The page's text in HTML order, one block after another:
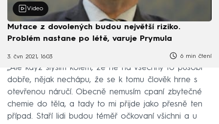
Video
Mutace z dovolených budou největší riziko.
Problém nastane po létě, varuje Prymula
3. čvn 2021, 16:03 6 min čtení
„Ale když slyším kolem, že ne na všechny to působí
dobře, nějak nechápu, že se k tomu člověk hrne s
otevřenou náručí. Obecně nemusím cpaní zbytečné
chemie do těla, a tady to mi přijde jako přesně ten
případ. Staří lidi budou téměř očkovaní všichni a u